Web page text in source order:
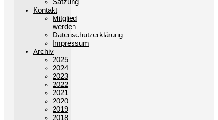
Satzung
Kontakt
Mitglied
werden
Datenschutzerklärung
Impressum
Archiv
2025
2024
2023
2022
2021
2020
2019
2018